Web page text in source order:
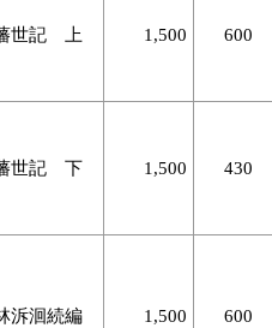
世記 上 1,500 600
世記 下 1,500 430
泝洄続編 1,500 600